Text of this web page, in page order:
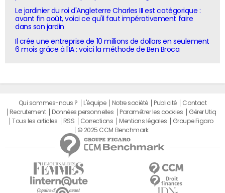
Le jardinier du roi d'Angleterre Charles III est catégorique :
avant fin août, voici ce qu'il faut impérativement faire
dans son jardin
Il crée une entreprise de 10 millions de dollars en seulement
6 mois grâce à l'IA : voici la méthode de Ben Broca
Qui sommes-nous ? L'équipe Notre société Publicité
Contact
Recrutement
Données personnelles Paramétrer les cookies
Gérer Utiq
Tous les articles
RSS Corrections Mentions légales
Groupe Figaro
© 2025 CCM Benchmark